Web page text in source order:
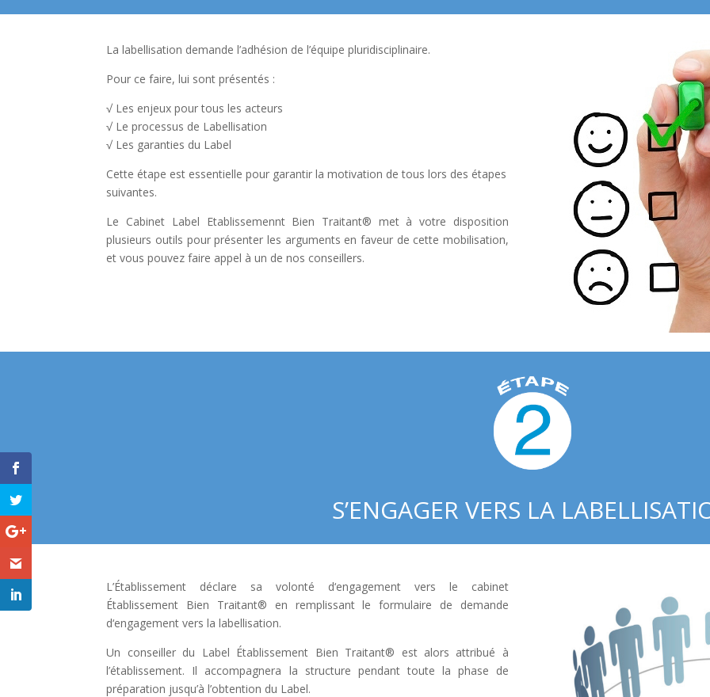
La labellisation demande l’adhésion de l’équipe pluridisciplinaire.
Pour ce faire, lui sont présentés :
√ Les enjeux pour tous les acteurs
√ Le processus de Labellisation
√ Les garanties du Label
Cette étape est essentielle pour garantir la motivation de tous lors des étapes
suivantes.
Le Cabinet Label Etablissemennt Bien Traitant® met à votre disposition
plusieurs outils pour présenter les arguments en faveur de cette mobilisation,
et vous pouvez faire appel à un de nos conseillers.
S’ENGAGER VERS LA
L’Établissement déclare sa volonté d‘engagement vers le cabinet
Établissement Bien Traitant® en remplissant le formulaire de demande
d‘engagement vers la labellisation.
Un conseiller du Label Établissement Bien Traitant® est alors attribué à
l’établissement. Il accompagnera la structure pendant toute la phase de
préparation jusqu’à l’obtention du Label.